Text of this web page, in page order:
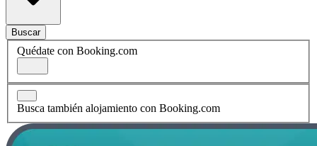
Buscar
Quédate con Booking.com
Busca también alojamiento con Booking.com